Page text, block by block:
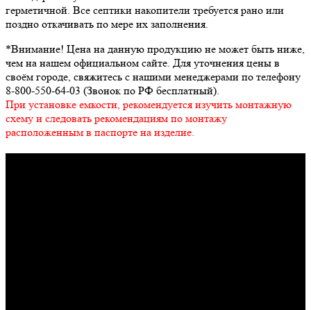
герметичной. Все септики накопители требуется рано или
поздно откачивать по мере их заполнения.
*Внимание! Цена на данную продукцию не может быть ниже,
чем на нашем официальном сайте. Для уточнения цены в
своём городе, свяжитесь с нашими менеджерами по телефону
8-800-550-64-03 (Звонок по РФ бесплатный).
При установке емкости, рекомендуется изучить монтажную
схему и следовать рекомендациям по монтажу
расположенным в паспорте на изделие.